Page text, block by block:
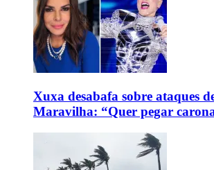
Xuxa desabafa sobre ataques
Maravilha: “Quer pegar